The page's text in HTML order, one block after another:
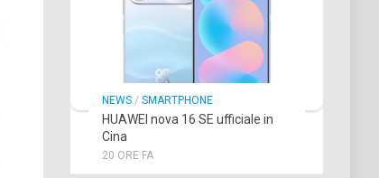
NEWS / SMARTPHONE
HUAWEI nova 16 SE ufficiale in
Cina
20 ORE FA